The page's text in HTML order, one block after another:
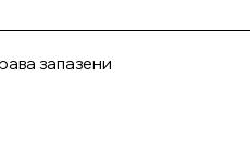
запазени